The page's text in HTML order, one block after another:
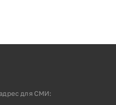
для СМИ: